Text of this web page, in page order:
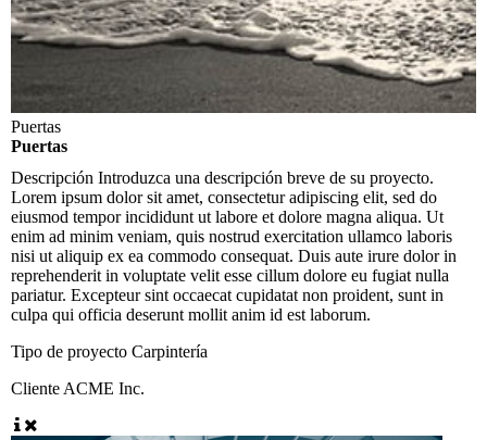
Puertas
Puertas
Descripción Introduzca una descripción breve de su proyecto.
Lorem ipsum dolor sit amet, consectetur adipiscing elit, sed do
eiusmod tempor incididunt ut labore et dolore magna aliqua. Ut
enim ad minim veniam, quis nostrud exercitation ullamco laboris
nisi ut aliquip ex ea commodo consequat. Duis aute irure dolor in
reprehenderit in voluptate velit esse cillum dolore eu fugiat nulla
pariatur. Excepteur sint occaecat cupidatat non proident, sunt in
culpa qui officia deserunt mollit anim id est laborum.
Tipo de proyecto Carpintería
Cliente ACME Inc.